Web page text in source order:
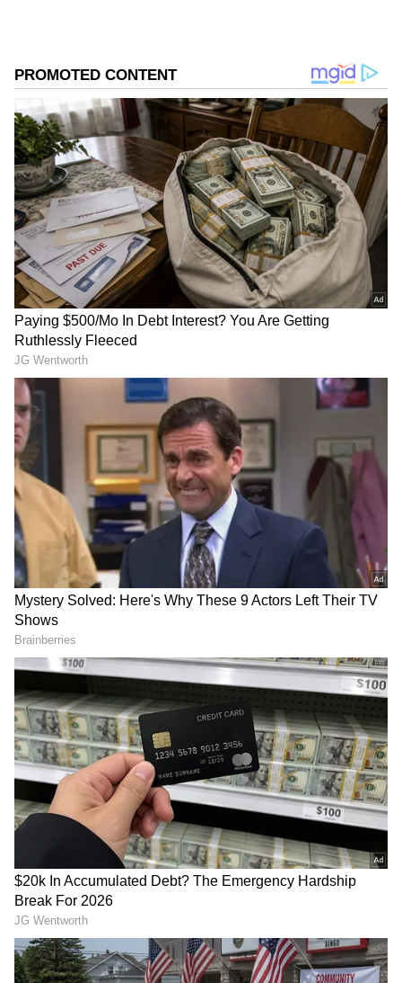
ను మీ ఫ్రిఫర్డ్ సోర్స్ గా ఎంచుకోండి
2
Image Credit :
సచిన్ టెండూల్కర్ రికార్డ్ బద్దలుకొట్టిన వైభవ్
వైభవ్ సూర్యవంశీ కేవలం భారత జట్టులోకి రావడం
మాత్రమే కాదు, ఒక చరిత్రను సృష్టించాడు. ఎన్నో ఏళ్ల క్రితం
మాస్టర్ బ్లాస్టర్ సచిన్ టెండూల్కర్ నెలకొల్పిన ఒక అరుదైన
రికార్డును వైభవ్ బద్దలు కొట్టాడు. అంతర్జాతీయ భారత
జట్టులో చోటు దక్కించుకున్న అత్యంత పిన్న వయస్కుడైన
ఆటగాడిగా వైభవ్ నిలిచాడు.
ఇప్పుడు సచిన్ రికార్డు తుడిచిపెట్టుకుపోయింది. టీమ్‌లోకి
అయితే వచ్చేసాడు కానీ, ఇంతకీ అతనికి ప్లేయింగ్
ఎలెవన్‌లో ఎక్కడ అవకాశం దక్కుతుందనేదే ఇప్పుడు
అందరి మైండ్‌లో ఉన్న పెద్ద ప్రశ్న.